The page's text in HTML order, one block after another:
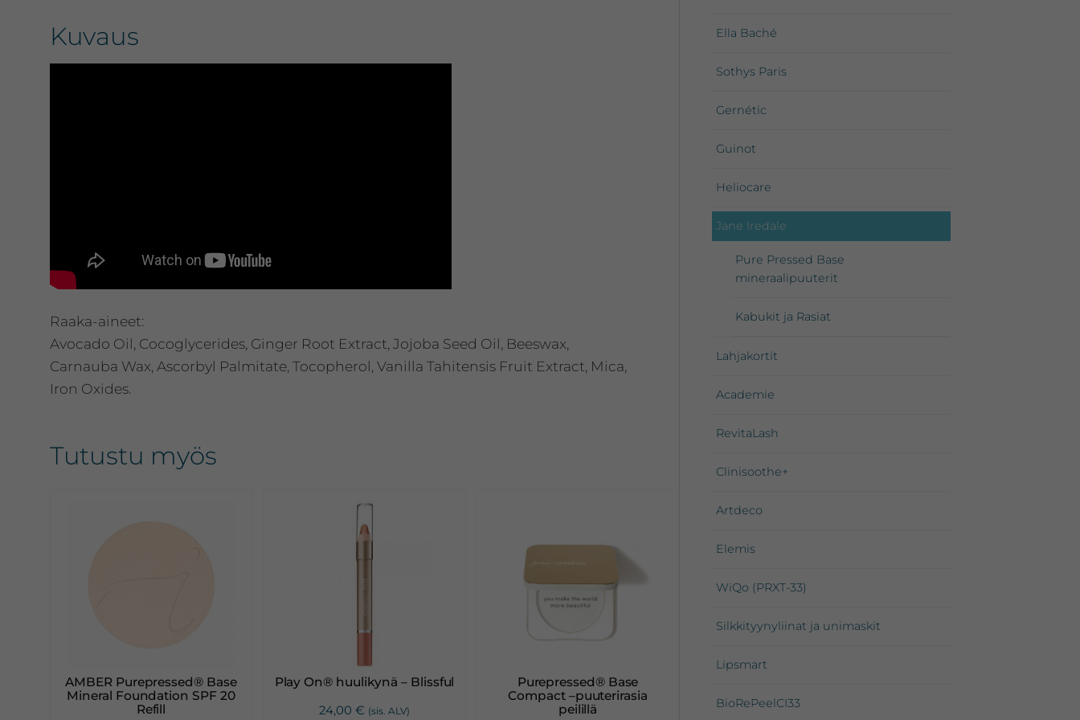
Kuvaus
Raaka-aineet:
Avocado Oil, Cocoglycerides, Ginger Root Extract, Jojoba Seed Oil, Beeswax,
Carnauba Wax, Ascorbyl Palmitate, Tocopherol, Vanilla Tahitensis Fruit Extract, Mica,
Iron Oxides.
Tutustu myös
AMBER Purepressed® Base
Mineral Foundation SPF 20
Refill
Play On® huulikynä – Blissful
24,00 € (sis. ALV)
Purepressed® Base
Compact –puuterirasia
peilillä
Ella Baché
Sothys Paris
Gernétic
Guinot
Heliocare
Jane Iredale
Pure Pressed Base
mineraalipuuterit
Kabukit ja Rasiat
Lahjakortit
Academie
RevitaLash
Clinisoothe+
Artdeco
Elemis
WiQo (PRXT-33)
Silkkityynyliinat ja unimaskit
Lipsmart
BioRePeelCI33